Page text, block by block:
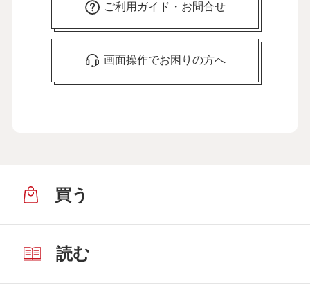
ご利用ガイド・お問合せ
画面操作でお困りの方へ
買う
読む